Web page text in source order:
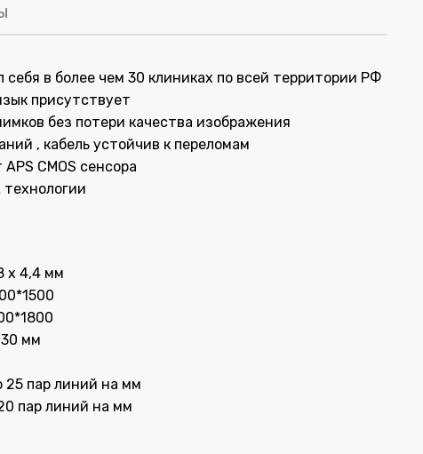
себя в более чем 30 клиниках по всей территории РФ
присутствует
без потери качества изображения
, кабель устойчив к переломам
CMOS сенсора
технологии
x 4,4 мм
30 мм
25 пар линий на мм
пар линий на мм